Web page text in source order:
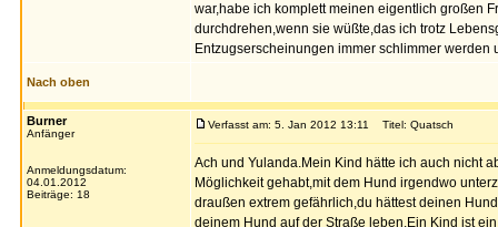
war,habe ich komplett meinen eigentlich großen
durchdrehen,wenn sie wüßte,das ich trotz
Entzugserscheinungen immer schlimmer
Nach oben
Burner
Anfänger
Anmeldungsdatum:
04.01.2012
Beiträge: 18
Verfasst am: 5. Jan 2012 13:11 Titel: Quatsch
Ach und Yulanda.Mein Kind hätte ich auch nicht
Möglichkeit gehabt,mit dem Hund irgendwo
draußen extrem gefährlich,du hättest deinen
deinem Hund auf der Straße leben.Ein Kind ist